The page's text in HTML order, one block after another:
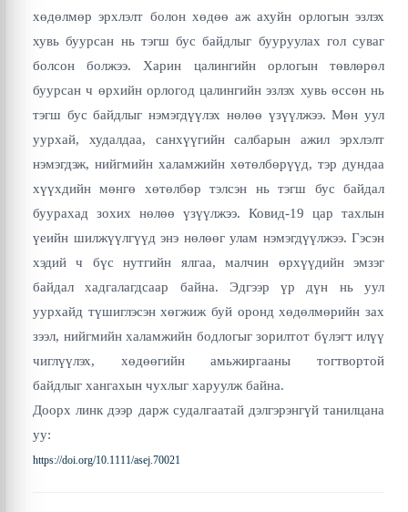
хөдөлмөр эрхлэлт болон хөдөө аж ахуйн орлогын эзлэх
хувь буурсан нь тэгш бус байдлыг бууруулах гол суваг
болсон болжээ. Харин цалингийн орлогын төвлөрөл
буурсан ч өрхийн орлогод цалингийн эзлэх хувь өссөн нь
тэгш бус байдлыг нэмэгдүүлэх нөлөө үзүүлжээ. Мөн уул
уурхай, худалдаа, санхүүгийн салбарын ажил эрхлэлт
нэмэгдэж, нийгмийн халамжийн хөтөлбөрүүд, тэр дундаа
хүүхдийн мөнгө хөтөлбөр тэлсэн нь тэгш бус байдал
буурахад зохих нөлөө үзүүлжээ. Ковид-19 цар тахлын
үеийн шилжүүлгүүд энэ нөлөөг улам нэмэгдүүлжээ. Гэсэн
хэдий ч бүс нутгийн ялгаа, малчин өрхүүдийн эмзэг
байдал хадгалагдсаар байна. Эдгээр үр дүн нь уул
уурхайд түшиглэсэн хөгжиж буй оронд хөдөлмөрийн зах
зээл, нийгмийн халамжийн бодлогыг зорилтот бүлэгт илүү
чиглүүлэх, хөдөөгийн амьжиргааны тогтвортой
байдлыг хангахын чухлыг харуулж байна.
Доорх линк дээр дарж судалгаатай дэлгэрэнгүй танилцана
уу:
https://doi.org/10.1111/asej.70021